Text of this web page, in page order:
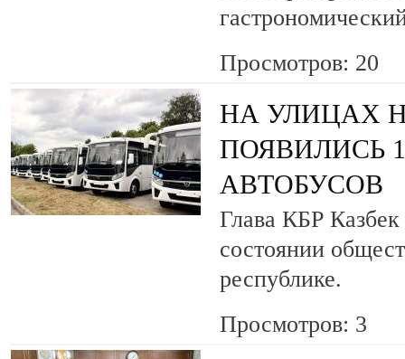
Просмотров: 20
НА УЛИЦАХ
ПОЯВИЛИСЬ
АВТОБУСОВ
Глава КБР
состоянии
республике.
Просмотров: 3